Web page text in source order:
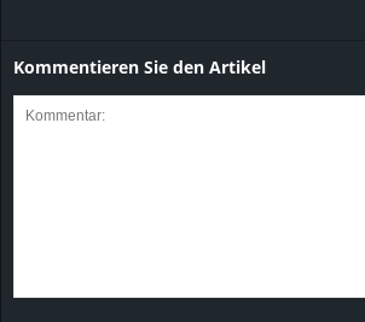
Kommentieren Sie den Artikel